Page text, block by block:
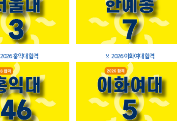
2026 홍익대 합격 🏅 2026 이화여대 합격